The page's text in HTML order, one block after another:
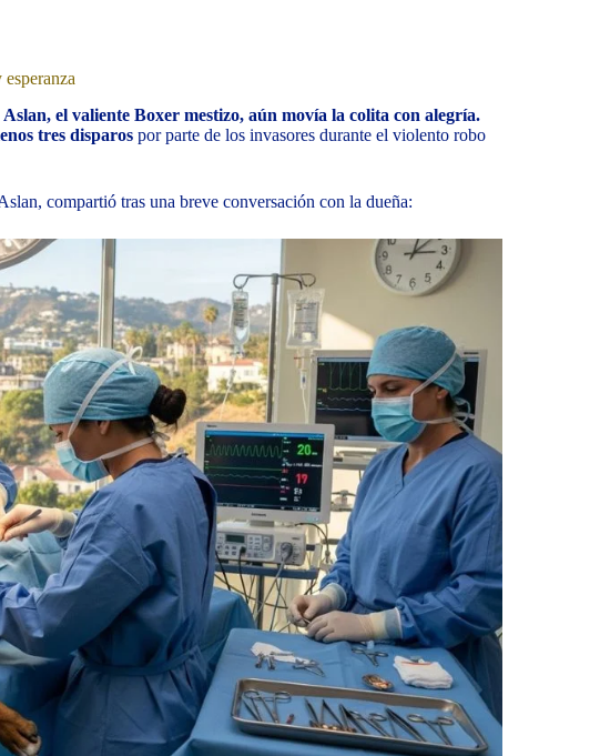
Aslan, el valiente Boxer mestizo, aún movía la colita con alegría.
tres disparos por parte de los invasores durante el violento robo
compartió tras una breve conversación con la dueña: